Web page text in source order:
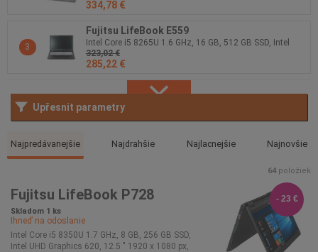
334,78 €
3
Fujitsu LifeBook E559
Intel Core i5 8265U 1.6 GHz, 16 GB, 512 GB SSD, Intel
UHD Graphics 620, 15.6 " 1920 x 1080 px, Windows 11
Pro
323,02 €
285,22 €
Upřesnit parametry
Najpredávanejšie Najdrahšie Najlacnejšie Najnovšie
64 položiek
Fujitsu LifeBook P728
Skladom 1 ks
Ihneď na odoslanie
Intel Core i5 8350U 1.7 GHz, 8 GB, 256 GB SSD,
Intel UHD Graphics 620, 12.5 " 1920 x 1080 px,
- 23 €